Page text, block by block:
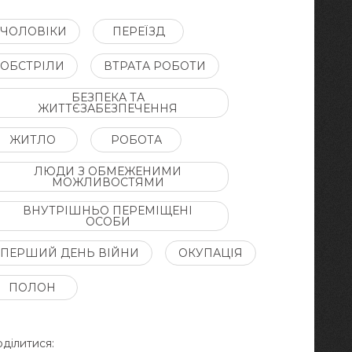
ЧОЛОВІКИ ПЕРЕЇЗД
ОБСТРІЛИ ВТРАТА РОБОТИ
БЕЗПЕКА ТА
ЖИТТЄЗАБЕЗПЕЧЕННЯ
ЖИТЛО РОБОТА
ЛЮДИ З ОБМЕЖЕНИМИ
МОЖЛИВОСТЯМИ
ВНУТРІШНЬО ПЕРЕМІЩЕНІ
ОСОБИ
ПЕРШИЙ ДЕНЬ ВІЙНИ ОКУПАЦІЯ
ПОЛОН